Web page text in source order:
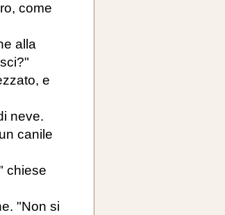
come
alla
e
neve.
canile
chiese
"Non si